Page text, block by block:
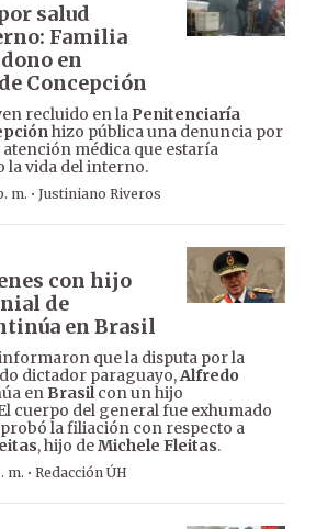
salud
Familia
en
Concepción
recluido en la Penitenciaría
hizo pública una denuncia por
médica que estaría
la vida del interno.
m. · Justiniano Riveros
con hijo
de
en Brasil
que la disputa por la
dictador paraguayo,Alfredo
en Brasilcon un hijo
cuerpo del general fue exhumado
la filiación con respecto a
, hijo deMichele Fleitas.
m. · Redacción ÚH